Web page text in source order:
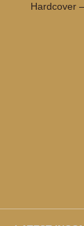
Hardcover